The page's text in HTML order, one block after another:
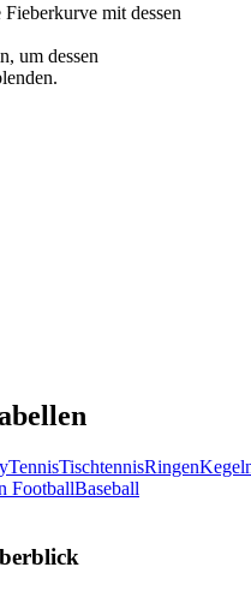
mit dessen
um dessen
TennisTischtennisRingen
FootballBaseball